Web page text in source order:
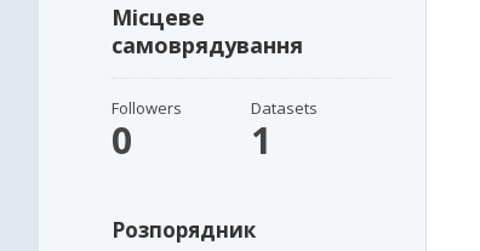
Місцеве
самоврядування
Followers
0
Datasets
1
Розпорядник